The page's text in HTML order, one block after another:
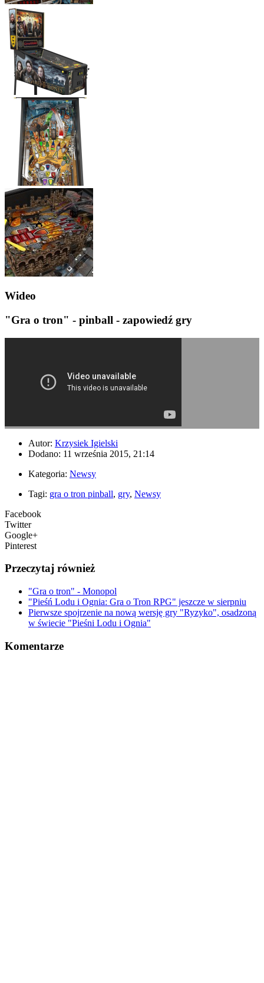
Wideo
"Gra o tron" - pinball - zapowiedź gry
Autor: Krzysiek Igielski
Dodano: 11 września 2015, 21:14
Kategoria: Newsy
Tagi: gra o tron pinball, gry, Newsy
Facebook
Twitter
Google+
Pinterest
Przeczytaj również
"Gra o tron" - Monopol
"Pieśń Lodu i Ognia: Gra o Tron RPG" jeszcze w sierpniu
Pierwsze spojrzenie na nową wersję gry "Ryzyko", osadzoną
w świecie "Pieśni Lodu i Ognia"
Komentarze